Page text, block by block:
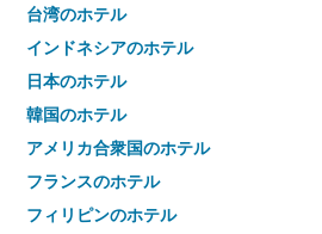
台湾のホテル
インドネシアのホテル
日本のホテル
韓国のホテル
アメリカ合衆国のホテル
フランスのホテル
フィリピンのホテル